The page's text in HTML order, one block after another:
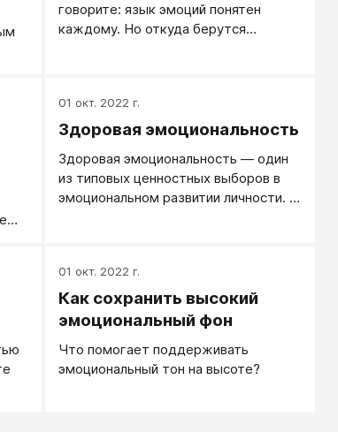
говорите: язык эмоций понятен
каждому. Но откуда берутся
01 окт. 2022 г.
Здоровая эмоциональность
Здоровая эмоциональность — один
из типовых ценностных выборов в
эмоциональном развитии личности. А
практичных, сильных и в основном
позитивных эмоций.
01 окт. 2022 г.
Как сохранить высокий
эмоциональный фон
Что помогает поддерживать
эмоциональный тон на высоте?